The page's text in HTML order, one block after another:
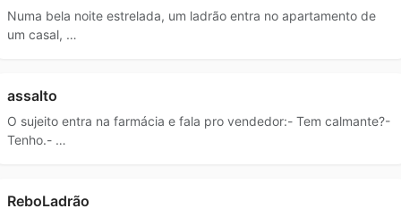
Numa bela noite estrelada, um ladrão entra no apartamento de
um casal, …
assalto
O sujeito entra na farmácia e fala pro vendedor:- Tem calmante?-
Tenho.- …
ReboLadrão